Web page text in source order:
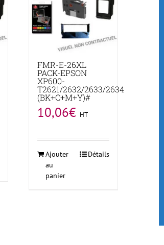
FMR-E-26XL
PACK-EPSON
XP600-
T2621/2632/2633/2634
(BK+C+M+Y)#
10,06€ HT
Ajouter
au
panier
Détails